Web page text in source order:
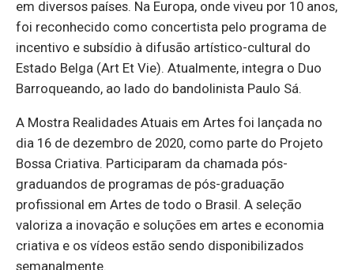
em diversos países. Na Europa, onde viveu por 10 anos,
foi reconhecido como concertista pelo programa de
incentivo e subsídio à difusão artístico-cultural do
Estado Belga (Art Et Vie). Atualmente, integra o Duo
Barroqueando, ao lado do bandolinista Paulo Sá.
A Mostra Realidades Atuais em Artes foi lançada no
dia 16 de dezembro de 2020, como parte do Projeto
Bossa Criativa. Participaram da chamada pós-
graduandos de programas de pós-graduação
profissional em Artes de todo o Brasil. A seleção
valoriza a inovação e soluções em artes e economia
criativa e os vídeos estão sendo disponibilizados
semanalmente.